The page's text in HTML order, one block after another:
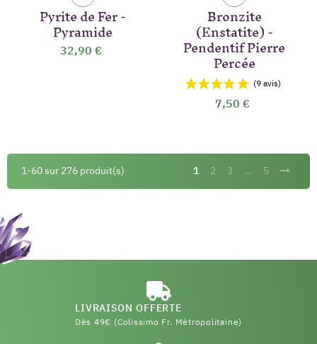
(2 avis)
Pyrite de Fer -
Pyramide
32,90 €
Bronzite
(Enstatite) -
Pendentif Pierre
Percée
7,50 €
1-60 sur 276 produit(s) 1 2 3 … 5
LIVRAISON OFFERTE
Dès 49€ (Colissimo Fr. Métropolitaine)